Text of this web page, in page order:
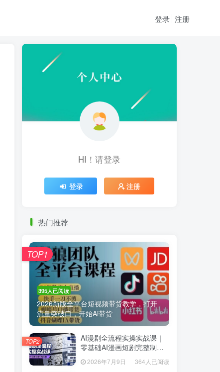
登录 注册
HI！请登录
登录 注册
热门推荐
395人已阅读
2026新版全平台短视频带货教学，打开
流量突破口，开始Ai带货
TOP1
AI漫剧全流程实操实战课｜
零基础AI漫画短剧完整制
作、脚本出图成片全链路落
2026年7月9日 364人已阅读
TOP2
HI！请登录
登录 注册
热门推荐
395人已阅读
2026新版全平台短视频带货教学，打开
流量突破口，开始Ai带货
TOP1
AI漫剧全流程实操实战课｜
零基础AI漫画短剧完整制
作、脚本出图成片全链路落
地教程
2026年7月9日 364人已阅读
TOP2